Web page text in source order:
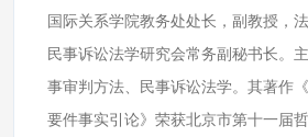
国际关系学院教务处处长，副教授，
民事诉讼法学研究会常务副秘书长。
事审判方法、民事诉讼法学。其著
要件事实引论》荣获北京市第十一届